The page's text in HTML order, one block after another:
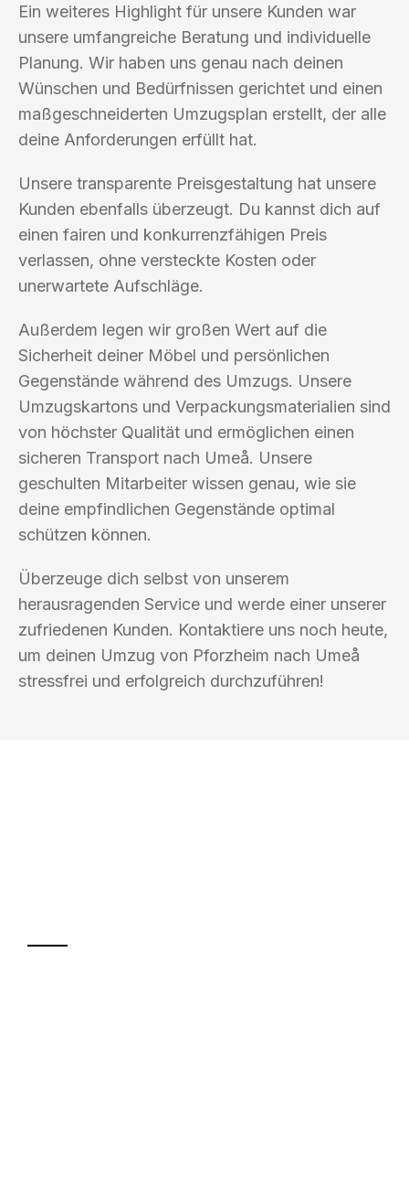
Ein weiteres Highlight für unsere Kunden war
unsere umfangreiche Beratung und individuelle
Planung. Wir haben uns genau nach deinen
Wünschen und Bedürfnissen gerichtet und einen
maßgeschneiderten Umzugsplan erstellt, der alle
deine Anforderungen erfüllt hat.
Unsere transparente Preisgestaltung hat unsere
Kunden ebenfalls überzeugt. Du kannst dich auf
einen fairen und konkurrenzfähigen Preis
verlassen, ohne versteckte Kosten oder
unerwartete Aufschläge.
Außerdem legen wir großen Wert auf die
Sicherheit deiner Möbel und persönlichen
Gegenstände während des Umzugs. Unsere
Umzugskartons und Verpackungsmaterialien sind
von höchster Qualität und ermöglichen einen
sicheren Transport nach Umeå. Unsere
geschulten Mitarbeiter wissen genau, wie sie
deine empfindlichen Gegenstände optimal
schützen können.
Überzeuge dich selbst von unserem
herausragenden Service und werde einer unserer
zufriedenen Kunden. Kontaktiere uns noch heute,
um deinen Umzug von Pforzheim nach Umeå
stressfrei und erfolgreich durchzuführen!